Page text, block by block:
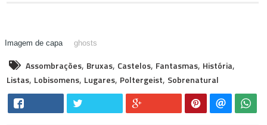
ghosts
Assombrações, Bruxas, Castelos, Fantasmas, História,
Listas, Lobisomens, Lugares, Poltergeist, Sobrenatural